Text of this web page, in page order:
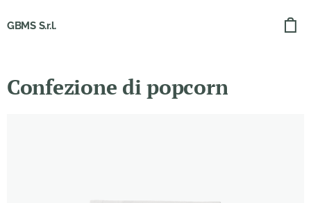
GBMS S.r.l.
Confezione di popcorn